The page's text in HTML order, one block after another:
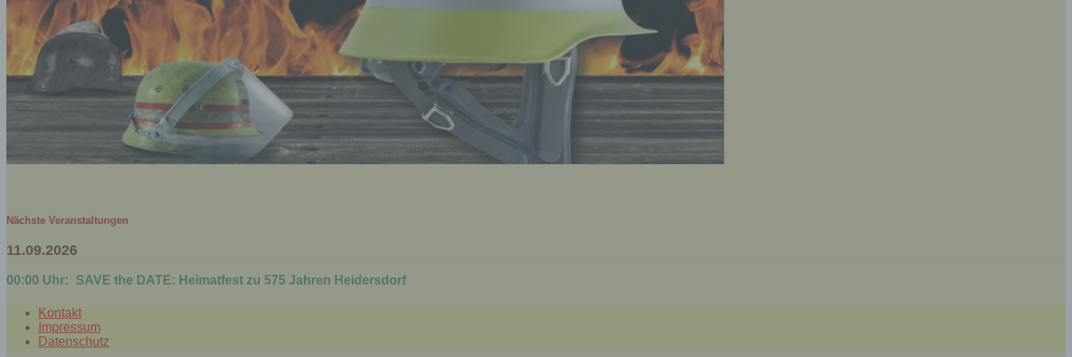
Nächste Veranstaltungen
11.09.2026
00:00 Uhr: SAVE the DATE: Heimatfest zu 575 Jahren Heidersdorf
Kontakt
Impressum
Datenschutz
Person sind, identifiziert werden kann.
Betroffene Person ist jede identifizierte oder identifizierbare
natürliche Person, deren personenbezogene Daten von dem für die
Verarbeitung Verantwortlichen verarbeitet werden.
c) Verarbeitung
Verarbeitung ist jeder mit oder ohne Hilfe automatisierter Verfahren